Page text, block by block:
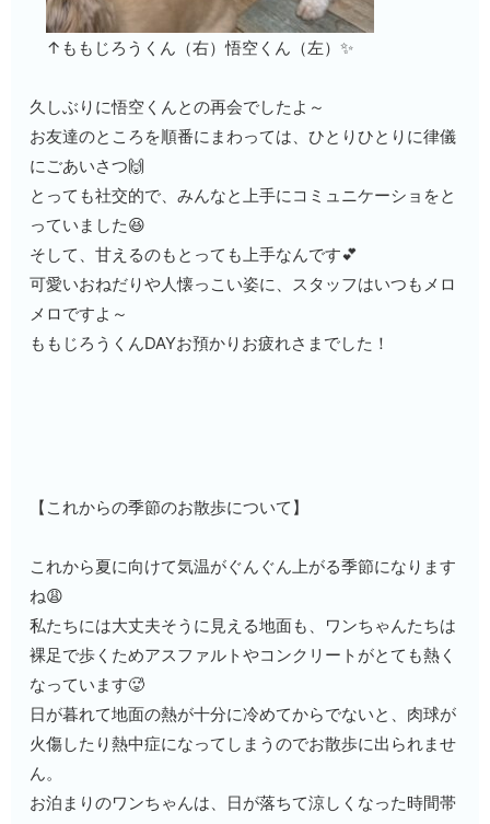
↑ももじろうくん（右）悟空くん（左）✨
久しぶりに悟空くんとの再会でしたよ～
お友達のところを順番にまわっては、ひとりひとりに律儀
にごあいさつ🙌
とっても社交的で、みんなと上手にコミュニケーショをと
っていました😆
そして、甘えるのもとっても上手なんです💕
可愛いおねだりや人懐っこい姿に、スタッフはいつもメロ
メロですよ～
ももじろうくんDAYお預かりお疲れさまでした！
【 これからの季節のお散歩について 】
これから夏に向けて気温がぐんぐん上がる季節になります
ね😩
私たちには大丈夫そうに見える地面も、ワンちゃんたちは
裸足で歩くためアスファルトやコンクリートがとても熱く
なっています🥵
日が暮れて地面の熱が十分に冷めてからでないと、肉球が
火傷したり熱中症になってしまうのでお散歩に出られませ
ん。
お泊まりのワンちゃんは、日が落ちて涼しくなった時間帯